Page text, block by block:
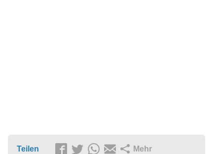
Teilen Mehr